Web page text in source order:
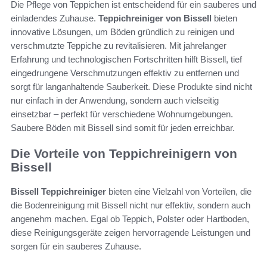
Die Pflege von Teppichen ist entscheidend für ein sauberes und
einladendes Zuhause. Teppichreiniger von Bissell bieten
innovative Lösungen, um Böden gründlich zu reinigen und
verschmutzte Teppiche zu revitalisieren. Mit jahrelanger
Erfahrung und technologischen Fortschritten hilft Bissell, tief
eingedrungene Verschmutzungen effektiv zu entfernen und
sorgt für langanhaltende Sauberkeit. Diese Produkte sind nicht
nur einfach in der Anwendung, sondern auch vielseitig
einsetzbar – perfekt für verschiedene Wohnumgebungen.
Saubere Böden mit Bissell sind somit für jeden erreichbar.
Die Vorteile von Teppichreinigern von
Bissell
Bissell Teppichreiniger bieten eine Vielzahl von Vorteilen, die
die Bodenreinigung mit Bissell nicht nur effektiv, sondern auch
angenehm machen. Egal ob Teppich, Polster oder Hartboden,
diese Reinigungsgeräte zeigen hervorragende Leistungen und
sorgen für ein sauberes Zuhause.